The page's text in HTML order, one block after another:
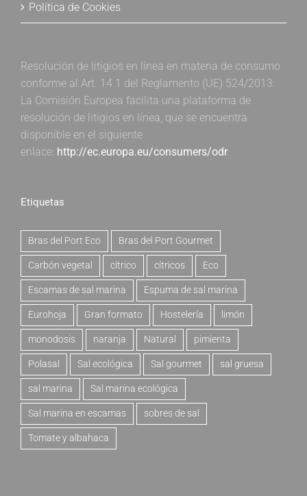
Política de Cookies
Resolución de litigios en línea en materia de consumo
conforme al Art. 14.1 del Reglamento (UE) 524/2013:
La Comisión Europea facilita una plataforma de
resolución de litigios en línea, que se encuentra
disponible en el siguiente
enlace: http://ec.europa.eu/consumers/odr.
Etiquetas
Bras del Port Eco Bras del Port Gourmet
Carbón vegetal cítrico cítricos Eco
Escamas de sal marina Espuma de sal marina
Eurohoja Gran formato Hostelería limón
monodosis naranja Natural pimienta
Polasal Sal ecológica Sal gourmet sal gruesa
sal marina Sal marina ecológica
Sal marina en escamas sobres de sal
Tomate y albahaca